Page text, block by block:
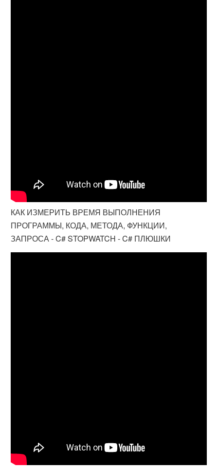
КАК ИЗМЕРИТЬ ВРЕМЯ ВЫПОЛНЕНИЯ
ПРОГРАММЫ, КОДА, МЕТОДА, ФУНКЦИИ,
ЗАПРОСА - C# STOPWATCH - C# ПЛЮШКИ